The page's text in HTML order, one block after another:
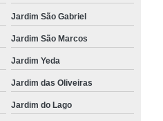
Jardim São Gabriel
Jardim São Marcos
Jardim Yeda
Jardim das Oliveiras
Jardim do Lago